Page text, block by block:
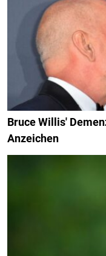
Bruce Willis'
Anzeichen